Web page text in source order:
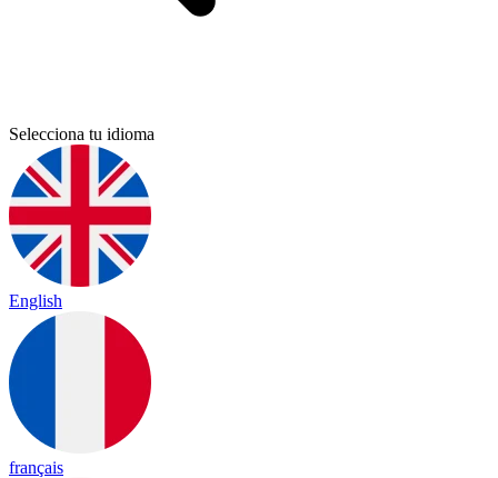
Selecciona tu idioma
English
français